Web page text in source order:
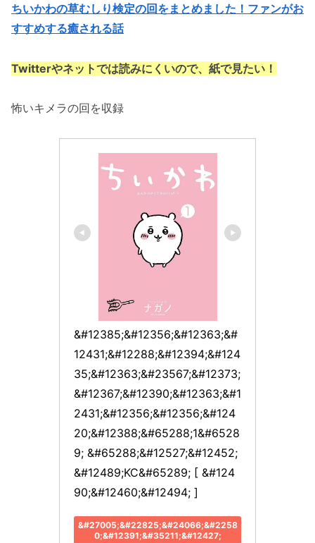
ちいかわの草むしり検定の回をまとめました！ファンがお
すすめする癒される話
Twitterやネットでは読みにくいので、紙で見たい！
怖いキメラの回を収録
&#12385;&#12356;&#12363;&#
12431;&#12288;&#12394;&#124
35;&#12363;&#23567;&#12373;
&#12367;&#12390;&#12363;&#1
2431;&#12356;&#12356;&#124
20;&#12388;&#65288;1&#6528
9; &#65288;&#12527;&#12452;
&#12489;KC&#65289; [ &#124
90;&#12460;&#12494; ]
&#27005;&#22825;&#24066;&#2258
0;&#12391;&#35211;&#12427;